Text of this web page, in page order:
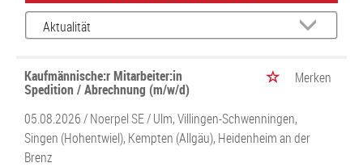
Kaufmännische:r Mitarbeiter:in
Spedition / Abrechnung (m/w/d)
Merken
05.08.2026 /Noerpel SE/ Ulm, Villingen-Schwenningen,
Singen (Hohentwiel), Kempten (Allgäu), Heidenheim an der
Brenz